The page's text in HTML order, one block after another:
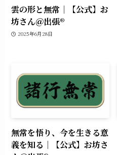
雲の形と無常｜【公式】お
坊さん＠出張®︎
2025年6月28日
無常を悟り、今を生きる意
義を知る｜【公式】お坊さ